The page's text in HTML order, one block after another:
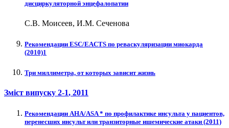
дисциркуляторной энцефалопатии
С.В. Моисеев, И.М. Сеченова
Рекомендации ESC/EACTS по реваскуляризации миокарда
(2010)1
Три миллиметра, от которых зависит жизнь
Зміст випуску 2-1, 2011
Рекомендации AHA/ASA * по профилактике инсульта у пациентов,
перенесших инсульт или транзиторные ишемические атаки (2011)